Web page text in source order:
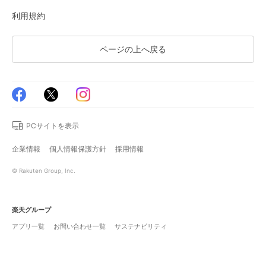
利用規約
ページの上へ戻る
PCサイトを表示
企業情報 個人情報保護方針 採用情報
© Rakuten Group, Inc.
楽天グループ
アプリ一覧
お問い合わせ一覧 サステナビリティ